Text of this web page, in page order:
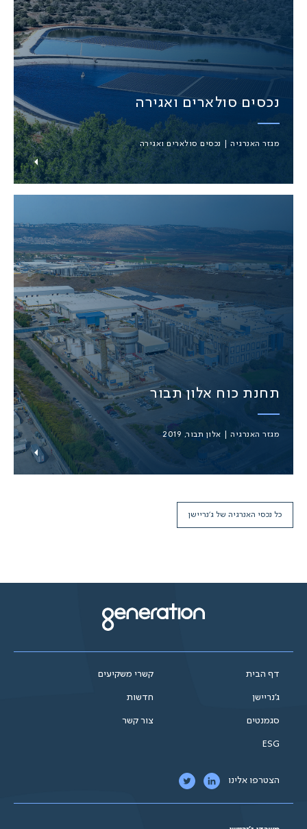
נכסים סולארים ואגירה
מגזר האנרגיה | נכסים סולארים ואגירה
תחנת כוח אלון תבור
מגזר האנרגיה | אלון תבור, 2019
כל נכסי האנרגיה של ג’נריישן
דף הבית
ג'נריישן
סגמנטים
ESG
קשרי משקיעים
חדשות
צור קשר
הצטרפו אלינו